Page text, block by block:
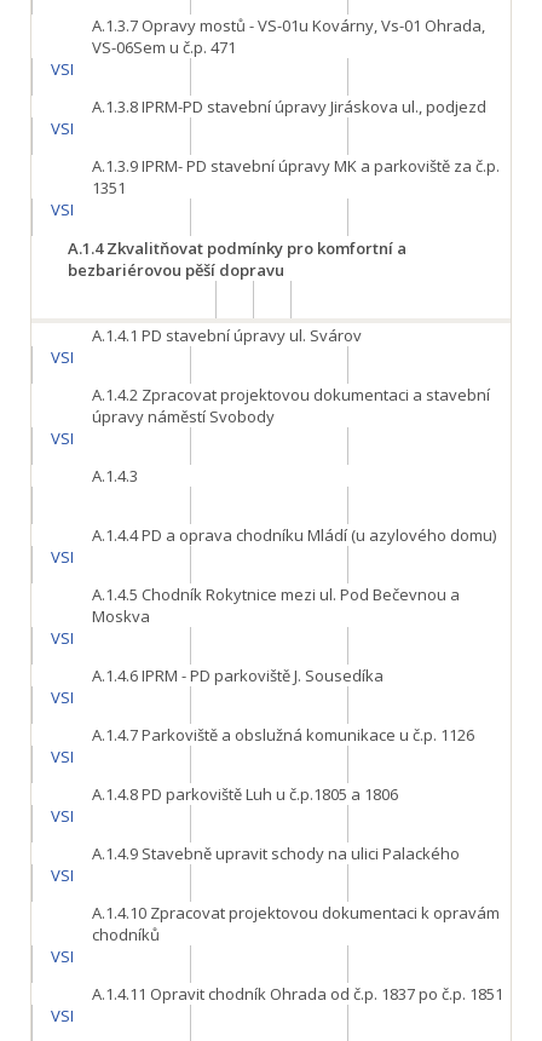
A.1.3.7 Opravy mostů - VS-01u Kovárny, Vs-01 Ohrada,
VS-06Sem u č.p. 471
VSI
A.1.3.8IPRM-PD stavební úpravy Jiráskova ul., podjezd
VSI
A.1.3.9IPRM- PD stavební úpravy MK a parkoviště za č.p.
1351
VSI
A.1.4Zkvalitňovat podmínky pro komfortní a
bezbariérovou pěší dopravu
A.1.4.1 PD stavební úpravy ul. Svárov
VSI
A.1.4.2 Zpracovat projektovou dokumentaci a stavební
úpravy náměstí Svobody
VSI
A.1.4.3
A.1.4.4PD a oprava chodníku Mládí (u azylového domu)
VSI
A.1.4.5 Chodník Rokytnice mezi ul. Pod Bečevnou a
Moskva
VSI
A.1.4.6IPRM - PD parkoviště J. Sousedíka
VSI
A.1.4.7Parkoviště a obslužná komunikace u č.p. 1126
VSI
A.1.4.8PD parkoviště Luh u č.p.1805 a 1806
VSI
A.1.4.9 Stavebně upravit schody na ulici Palackého
VSI
A.1.4.10 Zpracovat projektovou dokumentaci k opravám
chodníků
VSI
A.1.4.11 Opravit chodník Ohrada od č.p. 1837 po č.p. 1851
VSI